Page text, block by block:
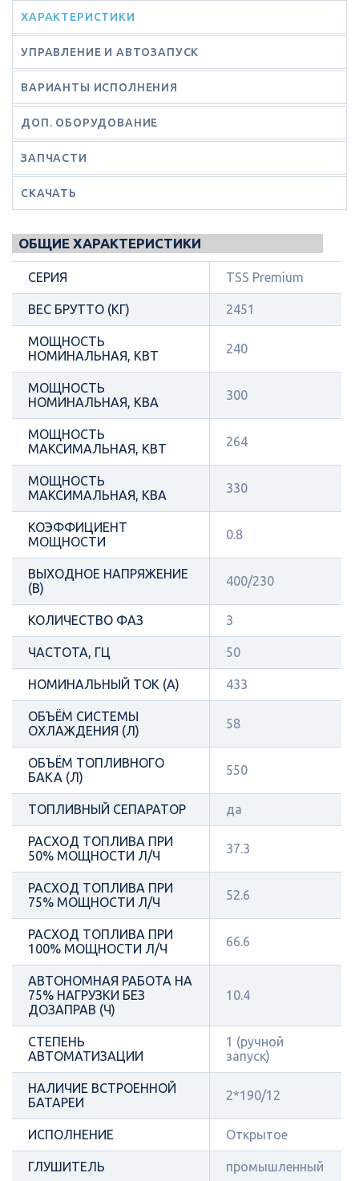
ХАРАКТЕРИСТИКИ
УПРАВЛЕНИЕ И АВТОЗАПУСК
ВАРИАНТЫ ИСПОЛНЕНИЯ
ДОП. ОБОРУДОВАНИЕ
ЗАПЧАСТИ
СКАЧАТЬ
ОБЩИЕ ХАРАКТЕРИСТИКИ
СЕРИЯ TSS Premium
ВЕС БРУТТО (КГ) 2451
МОЩНОСТЬ
НОМИНАЛЬНАЯ, КВТ
240
МОЩНОСТЬ
НОМИНАЛЬНАЯ, КВА
300
МОЩНОСТЬ
МАКСИМАЛЬНАЯ, КВТ
264
МОЩНОСТЬ
МАКСИМАЛЬНАЯ, КВА
330
КОЭФФИЦИЕНТ
МОЩНОСТИ
0.8
ВЫХОДНОЕ НАПРЯЖЕНИЕ
(В)
400/230
КОЛИЧЕСТВО ФАЗ 3
ЧАСТОТА, ГЦ 50
НОМИНАЛЬНЫЙ ТОК (А) 433
ОБЪЁМ СИСТЕМЫ
ОХЛАЖДЕНИЯ (Л)
58
ОБЪЁМ ТОПЛИВНОГО
БАКА (Л)
550
ТОПЛИВНЫЙ СЕПАРАТОР да
РАСХОД ТОПЛИВА ПРИ
50% МОЩНОСТИ Л/Ч
37.3
РАСХОД ТОПЛИВА ПРИ
75% МОЩНОСТИ Л/Ч
52.6
РАСХОД ТОПЛИВА ПРИ
100% МОЩНОСТИ Л/Ч
66.6
АВТОНОМНАЯ РАБОТА НА
75% НАГРУЗКИ БЕЗ
ДОЗАПРАВ (Ч)
10.4
СТЕПЕНЬ
АВТОМАТИЗАЦИИ
1 (ручной
запуск)
НАЛИЧИЕ ВСТРОЕННОЙ
БАТАРЕИ
2*190/12
ИСПОЛНЕНИЕ Открытое
ГЛУШИТЕЛЬ промышленный